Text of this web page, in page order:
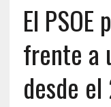
El
frente a
desde el